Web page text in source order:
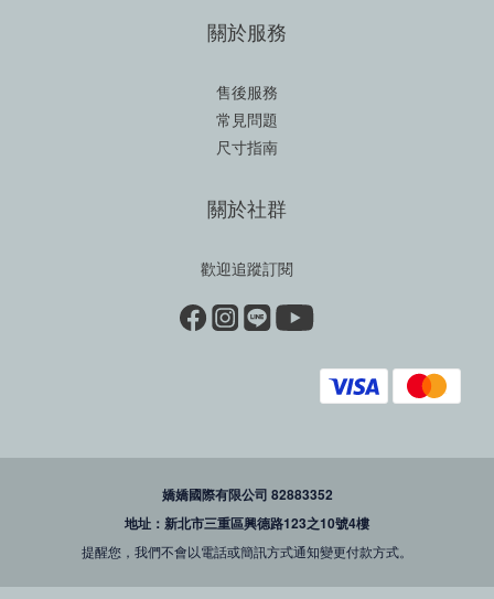
關於服務
售後服務
常見問題
尺寸指南
關於社群
歡迎追蹤訂閱
嬌嬌國際有限公司 82883352
地址：新北市三重區興德路123之10號4樓
提醒您，我們不會以電話或簡訊方式通知變更付款方式。